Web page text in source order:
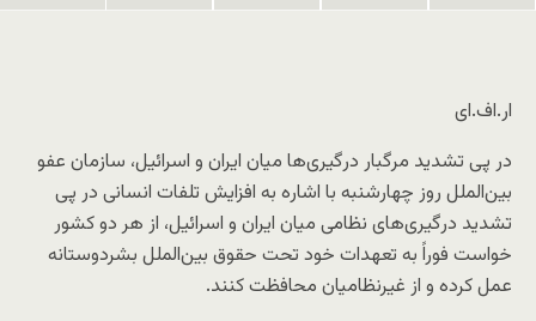
ار.اف.ای
در پی تشدید مرگبار درگیری‌ها میان ایران و اسرائیل، سازمان عفو
بین‌الملل روز چهارشنبه با اشاره به افزایش تلفات انسانی در پی
تشدید درگیری‌های نظامی میان ایران و اسرائیل، از هر دو کشور
خواست فوراً به تعهدات خود تحت حقوق بین‌الملل بشردوستانه
عمل کرده و از غیرنظامیان محافظت کنند.